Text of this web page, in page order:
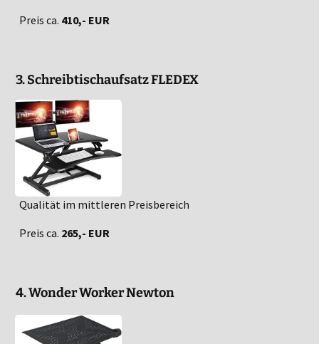
Preis ca. 410,- EUR
3. Schreibtischaufsatz FLEDEX
Qualität im mittleren Preisbereich
Preis ca. 265,- EUR
4. Wonder Worker Newton